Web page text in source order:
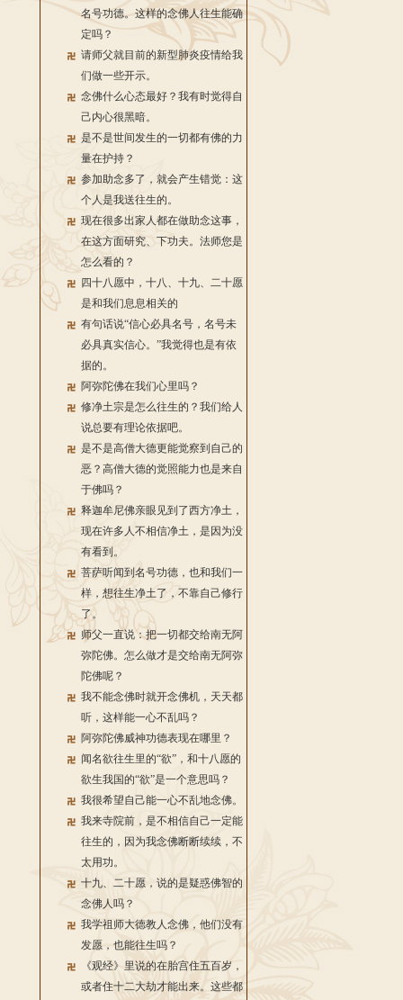
名号功德。这样的念佛人往生能确
定吗？
请师父就目前的新型肺炎疫情给我
们做一些开示。
念佛什么心态最好？我有时觉得自
己内心很黑暗。
是不是世间发生的一切都有佛的力
量在护持？
参加助念多了，就会产生错觉：这
个人是我送往生的。
现在很多出家人都在做助念这事，
在这方面研究、下功夫。法师您是
怎么看的？
四十八愿中，十八、十九、二十愿
是和我们息息相关的
有句话说“信心必具名号，名号未
必具真实信心。”我觉得也是有依
据的。
阿弥陀佛在我们心里吗？
修净土宗是怎么往生的？我们给人
说总要有理论依据吧。
是不是高僧大德更能觉察到自己的
恶？高僧大德的觉照能力也是来自
于佛吗？
释迦牟尼佛亲眼见到了西方净土，
现在许多人不相信净土，是因为没
有看到。
菩萨听闻到名号功德，也和我们一
样，想往生净土了，不靠自己修行
了。
师父一直说：把一切都交给南无阿
弥陀佛。怎么做才是交给南无阿弥
陀佛呢？
我不能念佛时就开念佛机，天天都
听，这样能一心不乱吗？
阿弥陀佛威神功德表现在哪里？
闻名欲往生里的“欲”，和十八愿的
欲生我国的“欲”是一个意思吗？
我很希望自己能一心不乱地念佛。
我来寺院前，是不相信自己一定能
往生的，因为我念佛断断续续，不
太用功。
十九、二十愿，说的是疑惑佛智的
念佛人吗？
我学祖师大德教人念佛，他们没有
发愿，也能往生吗？
《观经》里说的在胎宫住五百岁，
或者住十二大劫才能出来。这些都